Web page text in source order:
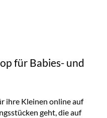
für Babies- und
ihre Kleinen online auf
geht, die auf